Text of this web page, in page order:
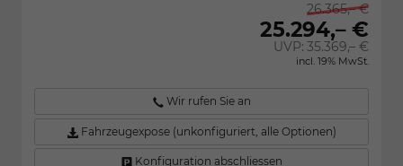
26.365,– €
25.294,– €
UVP:35.369,– €
incl. 19% MwSt.
Wir rufen Sie an
Fahrzeugexpose (unkonfiguriert, alle Optionen)
Konfiguration abschliessen